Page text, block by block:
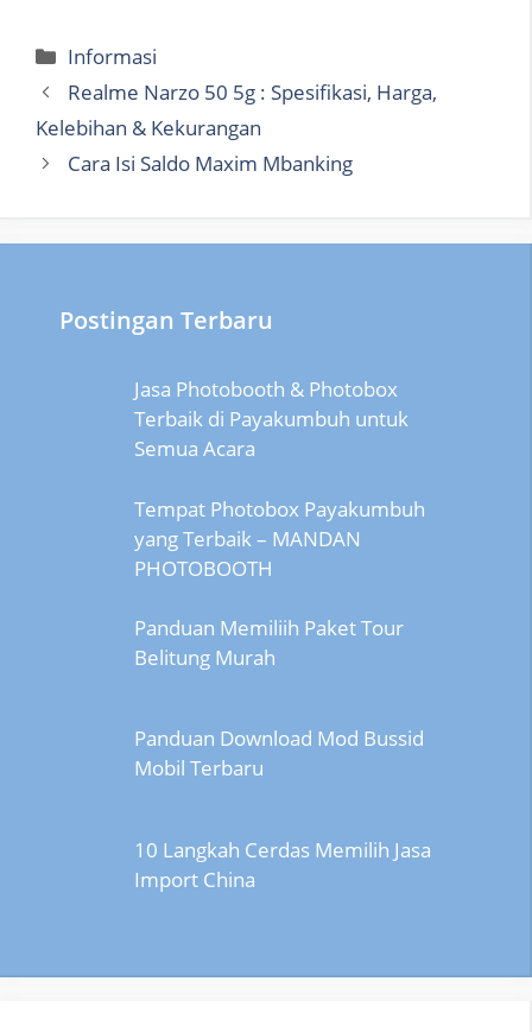
Categories
Informasi
Realme Narzo 50 5g : Spesifikasi, Harga,
Kelebihan & Kekurangan
Cara Isi Saldo Maxim Mbanking
Postingan Terbaru
Jasa Photobooth & Photobox
Terbaik di Payakumbuh untuk
Semua Acara
Tempat Photobox Payakumbuh
yang Terbaik – MANDAN
PHOTOBOOTH
Panduan Memiliih Paket Tour
Belitung Murah
Panduan Download Mod Bussid
Mobil Terbaru
10 Langkah Cerdas Memilih Jasa
Import China